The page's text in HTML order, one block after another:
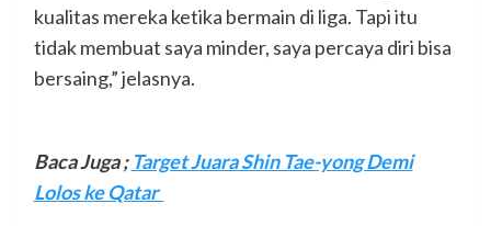
kualitas mereka ketika bermain di liga. Tapi itu
tidak membuat saya minder, saya percaya diri bisa
bersaing,” jelasnya.
Baca Juga ; Target Juara Shin Tae-yong Demi
Lolos ke Qatar